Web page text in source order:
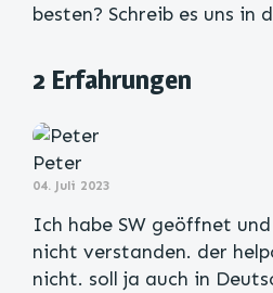
besten? Schreib es uns in
2 Erfahrungen
Peter
04. Juli 2023
Ich habe SW geöffnet
nicht verstanden. der
nicht. soll ja auch in